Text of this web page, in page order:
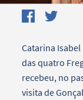
Catarina
das quatro
recebeu, no
visita de